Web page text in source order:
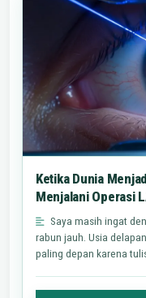
Ketika Dunia
Menjalani Operasi
Saya masih ingat
rabun jauh. Usia
paling depan karena